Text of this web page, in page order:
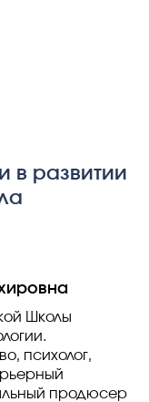
в развитии
Школы
психолог,
продюсер